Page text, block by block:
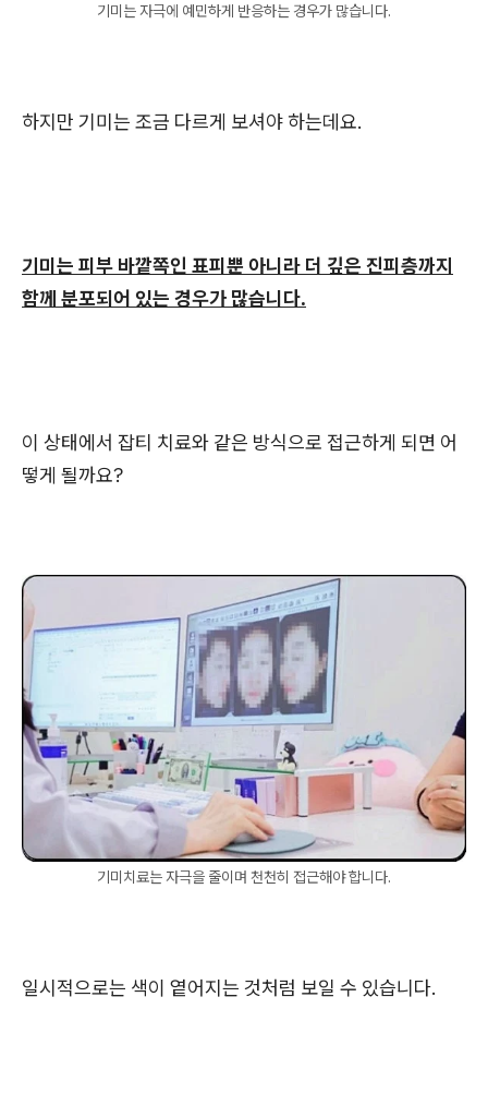
기미는 자극에 예민하게 반응하는 경우가 많습니다.
하지만 기미는 조금 다르게 보셔야 하는데요.
기미는 피부 바깥쪽인 표피뿐 아니라 더 깊은 진피층까지
함께 분포되어 있는 경우가 많습니다.
이 상태에서 잡티 치료와 같은 방식으로 접근하게 되면 어
떻게 될까요?
기미치료는 자극을 줄이며 천천히 접근해야 합니다.
일시적으로는 색이 옅어지는 것처럼 보일 수 있습니다.